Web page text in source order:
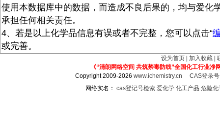
使用本数据库中的数据，而造成不良后果的，均与爱化
承担任何相关责任。
4、若是以上化学品信息有误或者不完整，您可以点击“
或完善。
设为首页 加入收藏
《“清朗网络空间 共筑禁毒防线”全国化工行业净
Copyright 2009-2026www.ichemistry.cn
CAS登录
网络实名： cas登记号检索 爱化学 化工产品 危险化